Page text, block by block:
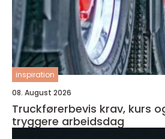
inspiration
08. August 2026
Truckførerbevis krav, kurs og veien til en
tryggere arbeidsdag